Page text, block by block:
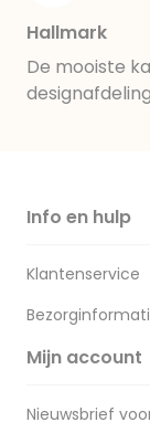
Hallmark
De mooiste
Info en hulp
Klantenservice
Mijn account
Nieuwsbrief